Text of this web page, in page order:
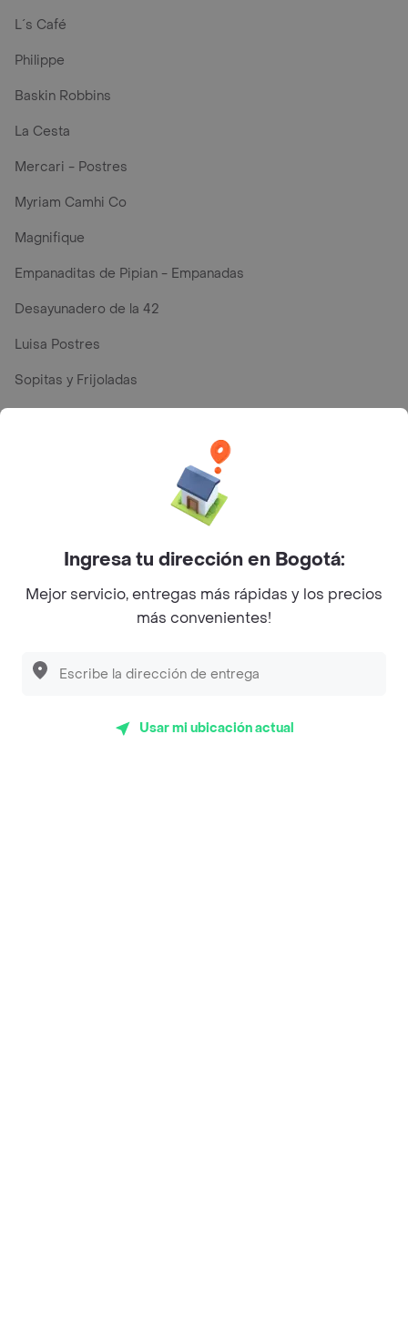
L´s Café
Philippe
Baskin Robbins
La Cesta
Mercari - Postres
Myriam Camhi Co
Magnifique
Empanaditas de Pipian - Empanadas
Desayunadero de la 42
Luisa Postres
Sopitas y Frijoladas
En los mas de 39 opiniones de clientes de Rappi fueron
realizadas pidiendo a domicilio de Senderos Bakery en
un máximo de 5.
Del total de Restaurantes, Senderos Bakery es uno de
los más importantes en Monteria con 4.7 de rating sobre
Ingresa tu dirección en Bogotá:
Mejor servicio, entregas más rápidas y los precios
más convenientes!
Usar mi ubicación actual